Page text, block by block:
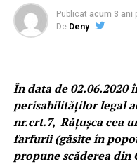
Publicat acum 3 ani
De Deny
În data de 02.06.2020
perisabilităților legal
nr.crt.7, Rățușca cea
farfurii (găsite în
propune scăderea